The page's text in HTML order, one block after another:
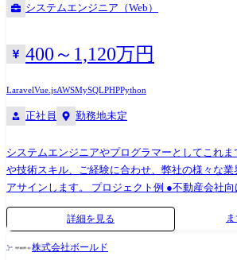
システムエンジニア（Web）
400～1,120万円
LaravelVue.jsAWSMySQLPHPPython
正社員 勤務地未定
システムエンジニアやプログラマーとしてこれ
や技術スキル、ご経験に合わせ、弊社の様々な
アサインします。 プロジェクト例 ●不動産会社向け基幹システム開発
(Java/Spring/React/PostgreSQL/AWS) ●保険会社向
発(Python/Django/JavaScript/MySQL) ●損保業界の
詳細を見る
株式会社ボールド